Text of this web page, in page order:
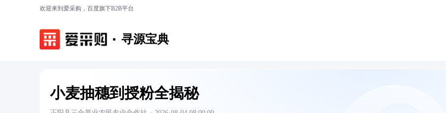
欢迎来到爱采购，百度旗下B2B平台
寻源宝典
小麦抽穗到授粉全揭秘